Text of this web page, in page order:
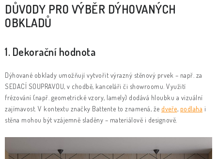
DŮVODY PRO VÝBĚR DÝHOVANÝCH
OBKLADŮ
1. Dekorační hodnota
Dýhované obklady umožňují vytvořit výrazný stěnový prvek – např. za
SEDACÍ SOU­PRA­VOU, v chodbě, kanceláři či showroomu. Využití
frézování (např. geometrické vzory, lamely) dodává hloubku a vizuální
zajímavost. V kontextu značky Battente to znamená, že dveře, podlaha i
stěna mohou být vzájemně sladěny – materiálově i designově.